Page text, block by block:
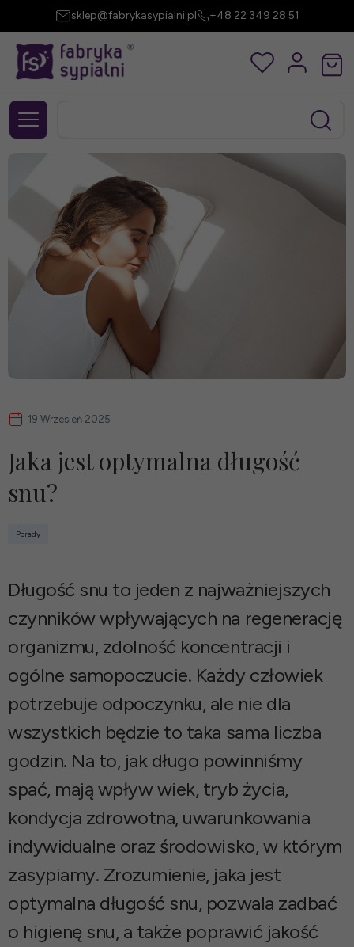
sklep@fabrykasypialni.pl +48 22 349 28 51
19 Wrzesień 2025
Jaka jest optymalna długość
snu?
Porady
Długość snu to jeden z najważniejszych
czynników wpływających na regenerację
organizmu, zdolność koncentracji i
ogólne samopoczucie. Każdy człowiek
potrzebuje odpoczynku, ale nie dla
wszystkich będzie to taka sama liczba
godzin. Na to, jak długo powinniśmy
spać, mają wpływ wiek, tryb życia,
kondycja zdrowotna, uwarunkowania
indywidualne oraz środowisko, w którym
zasypiamy. Zrozumienie, jaka jest
optymalna długość snu, pozwala zadbać
o higienę snu, a także poprawić jakość